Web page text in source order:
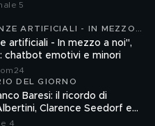
5
ARTIFICIALI - IN MEZZO
artificiali - In mezzo a noi",
chatbot emotivi e minori
DEL GIORNO
Baresi: il ricordo di
Clarence Seedorf e
4